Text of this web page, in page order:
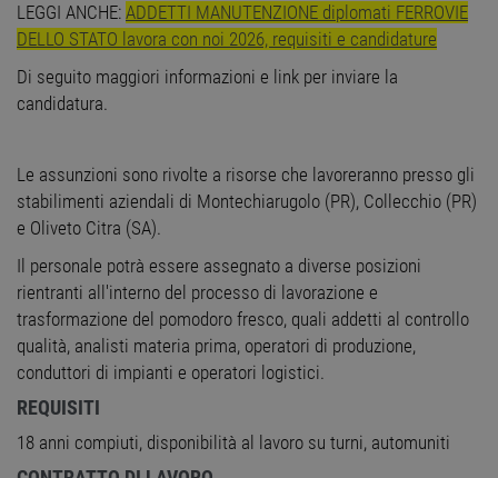
LEGGI ANCHE: ADDETTI MANUTENZIONE diplomati FERROVIE
DELLO STATO lavora con noi 2026, requisiti e candidature
Di seguito maggiori informazioni e link per inviare la
candidatura.
Le assunzioni sono rivolte a risorse che lavoreranno presso gli
stabilimenti aziendali di Montechiarugolo (PR), Collecchio (PR)
e Oliveto Citra (SA).
Il personale potrà essere assegnato a diverse posizioni
rientranti all'interno del processo di lavorazione e
trasformazione del pomodoro fresco, quali addetti al controllo
qualità, analisti materia prima, operatori di produzione,
conduttori di impianti e operatori logistici.
REQUISITI
18 anni compiuti, disponibilità al lavoro su turni, automuniti